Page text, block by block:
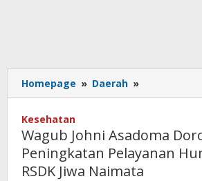
Homepage » Daerah »
Johni
Pelayanan
Humanis
Kesehatan
Wagub Johni Asadoma
Peningkatan Pelayanan
RSDK Jiwa Naimata